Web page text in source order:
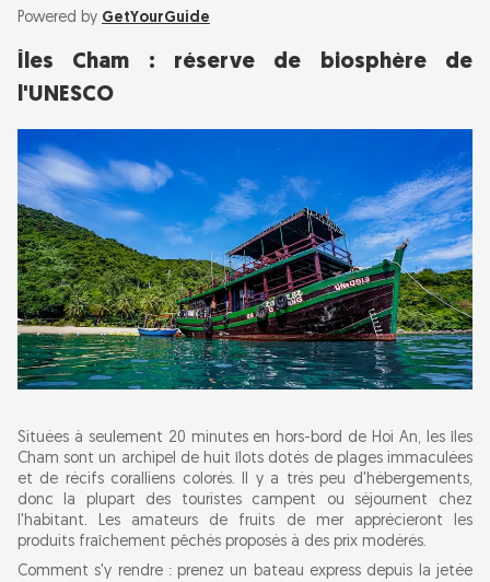
Powered by GetYourGuide
Îles Cham : réserve de biosphère de
l'UNESCO
Situées à seulement 20 minutes en hors-bord de Hoi An, les îles
Cham sont un archipel de huit îlots dotés de plages immaculées
et de récifs coralliens colorés. Il y a très peu d'hébergements,
donc la plupart des touristes campent ou séjournent chez
l'habitant. Les amateurs de fruits de mer apprécieront les
produits fraîchement pêchés proposés à des prix modérés.
Comment s'y rendre : prenez un bateau express depuis la jetée